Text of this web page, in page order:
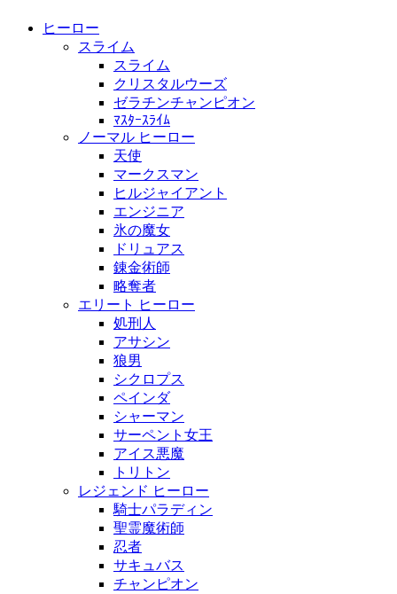
ヒーロー
スライム
スライム
クリスタルウーズ
ゼラチンチャンピオン
ﾏｽﾀｰｽﾗｲﾑ
ノーマル ヒーロー
天使
マークスマン
ヒルジャイアント
エンジニア
氷の魔女
ドリュアス
錬金術師
略奪者
エリート ヒーロー
処刑人
アサシン
狼男
シクロプス
ペインダ
シャーマン
サーペント女王
アイス悪魔
トリトン
レジェンド ヒーロー
騎士パラディン
聖霊魔術師
忍者
サキュバス
チャンピオン